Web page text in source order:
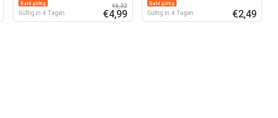
Bald gültig
Gültig in 4 Tagen
€6,32
€4,99
Bald gültig
Gültig in 4 Tagen €2,49